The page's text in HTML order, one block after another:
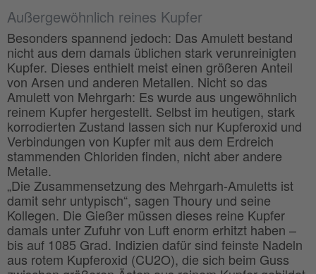
Außergewöhnlich reines Kupfer
Besonders spannend jedoch: Das Amulett bestand
nicht aus dem damals üblichen stark verunreinigten
Kupfer. Dieses enthielt meist einen größeren Anteil
von Arsen und anderen Metallen. Nicht so das
Amulett von Mehrgarh: Es wurde aus ungewöhnlich
reinem Kupfer hergestellt. Selbst im heutigen, stark
korrodierten Zustand lassen sich nur Kupferoxid und
Verbindungen von Kupfer mit aus dem Erdreich
stammenden Chloriden finden, nicht aber andere
Metalle.
„Die Zusammensetzung des Mehrgarh-Amuletts ist
damit sehr untypisch“, sagen Thoury und seine
Kollegen. Die Gießer müssen dieses reine Kupfer
damals unter Zufuhr von Luft enorm erhitzt haben –
bis auf 1085 Grad. Indizien dafür sind feinste Nadeln
aus rotem Kupferoxid (CU2O), die sich beim Guss